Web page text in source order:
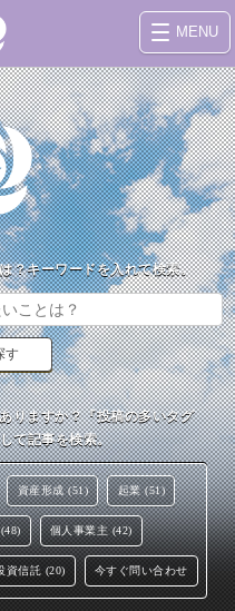
MENU
？キーワードを入れて検索。
りますか？『投稿の多いタグ
て記事を検索。
資産形成 (51) 起業 (51)
個人事業主 (42)
資信託 (20) 今すぐ問い合わせ